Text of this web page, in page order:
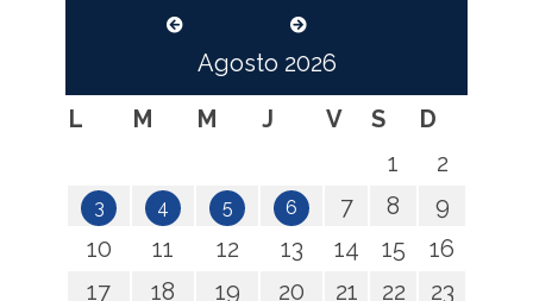
Agosto 2026
L
M M J V S
D
1
2
3 4 5 6 7 8
9
10
11 12 13 14 15
16
17
18 19 20 21 22
23